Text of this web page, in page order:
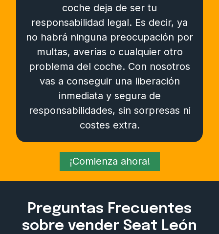
coche deja de ser tu
responsabilidad legal. Es decir, ya
no habrá ninguna preocupación por
multas, averías o cualquier otro
problema del coche. Con nosotros
vas a conseguir una liberación
inmediata y segura de
responsabilidades, sin sorpresas ni
costes extra.
¡Comienza ahora!
Preguntas Frecuentes
sobre vender Seat León